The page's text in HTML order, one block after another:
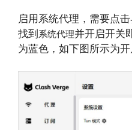
启用系统代理，需要点
找到系统代理并开启开关
为蓝色，如下图所示为开